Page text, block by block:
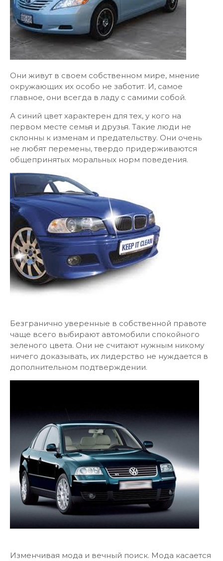
Они живут в своем собственном мире, мнение
окружающих их особо не заботит. И, самое
главное, они всегда в ладу с самими собой.
А синий цвет характерен для тех, у кого на
первом месте семья и друзья. Такие люди не
склонны к изменам и предательству. Они очень
не любят перемены, твердо придерживаются
общепринятых моральных норм поведения.
Безгранично уверенные в собственной правоте
чаще всего выбирают автомобили спокойного
зеленого цвета. Они не считают нужным никому
ничего доказывать, их лидерство не нуждается в
дополнительном подтверждении.
Изменчивая мода и вечный поиск. Мода касается